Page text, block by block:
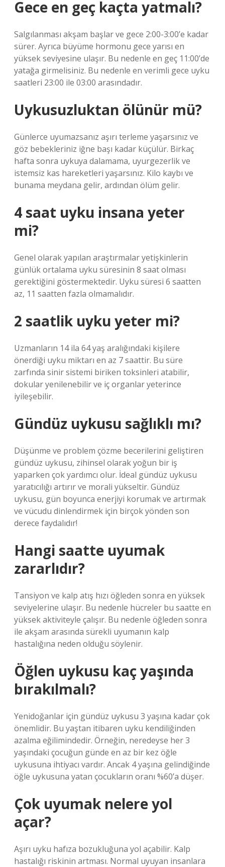
Gece en geç kaçta yatmalı?
Salgılanması akşam başlar ve gece 2:00-3:00’e kadar
sürer. Ayrıca büyüme hormonu gece yarısı en
yüksek seviyesine ulaşır. Bu nedenle en geç 11:00’de
yatağa girmelisiniz. Bu nedenle en verimli gece uyku
saatleri 23:00 ile 03:00 arasındadır.
Uykusuzluktan ölünür mü?
Günlerce uyumazsanız aşırı terleme yaşarsınız ve
göz bebekleriniz iğne başı kadar küçülür. Birkaç
hafta sonra uykuya dalamama, uyurgezerlik ve
istemsiz kas hareketleri yaşarsınız. Kilo kaybı ve
bunama meydana gelir, ardından ölüm gelir.
4 saat uyku insana yeter
mi?
Genel olarak yapılan araştırmalar yetişkinlerin
günlük ortalama uyku süresinin 8 saat olması
gerektiğini göstermektedir. Uyku süresi 6 saatten
az, 11 saatten fazla olmamalıdır.
2 saatlik uyku yeter mi?
Uzmanların 14 ila 64 yaş aralığındaki kişilere
önerdiği uyku miktarı en az 7 saattir. Bu süre
zarfında sinir sistemi biriken toksinleri atabilir,
dokular yenilenebilir ve iç organlar yeterince
iyileşebilir.
Gündüz uykusu sağlıklı mı?
Düşünme ve problem çözme becerilerini geliştiren
gündüz uykusu, zihinsel olarak yoğun bir iş
yaparken çok yardımcı olur. İdeal gündüz uykusu
yaratıcılığı artırır ve morali yükseltir. Gündüz
uykusu, gün boyunca enerjiyi korumak ve artırmak
ve vücudu dinlendirmek için birçok yönden son
derece faydalıdır!
Hangi saatte uyumak
zararlıdır?
Tansiyon ve kalp atış hızı öğleden sonra en yüksek
seviyelerine ulaşır. Bu nedenle hücreler bu saatte en
yüksek aktiviteyle çalışır. Bu nedenle öğleden sonra
ile akşam arasında sürekli uyumanın kalp
hastalığına neden olduğu söylenir.
Öğlen uykusu kaç yaşında
bırakılmalı?
Yenidoğanlar için gündüz uykusu 3 yaşına kadar çok
önemlidir. Bu yaştan itibaren uyku kendiliğinden
azalma eğilimindedir. Örneğin, neredeyse her 3
yaşındaki çocuğun günde en az bir kez öğle
uykusuna ihtiyacı vardır. Ancak 4 yaşına gelindiğinde
öğle uykusuna yatan çocukların oranı %60’a düşer.
Çok uyumak nelere yol
açar?
Aşırı uyku hafıza bozukluğuna yol açabilir. Kalp
hastalığı riskinin artması. Normal uyuyan insanlara